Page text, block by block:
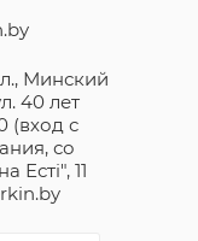
Минский
40 лет
(вход с
со
Естi", 11